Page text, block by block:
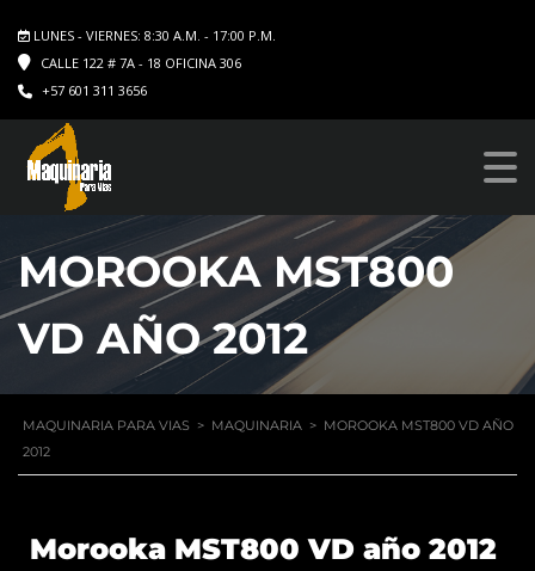
LUNES - VIERNES: 8:30 A.M. - 17:00 P.M.
CALLE 122 # 7A - 18 OFICINA 306
+57 601 311 3656
MOROOKA MST800
VD AÑO 2012
MAQUINARIA PARA VIAS > MAQUINARIA > MOROOKA MST800 VD AÑO
2012
Morooka MST800 VD año 2012